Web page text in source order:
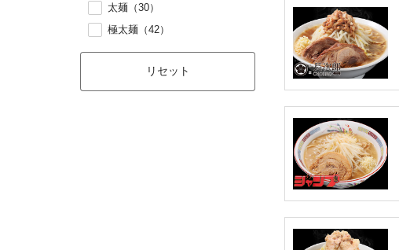
太麺（30）
極太麺（42）
リセット